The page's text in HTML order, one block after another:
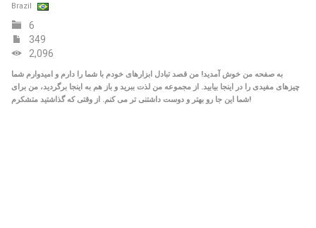
Brazil
6
349
2,096
به صفحه من خوش آمدید! من قصد تبادل ابزارهای خودم با شما را دارم و امیدوارم شما
چیزهای مفیدی را در اینجا بیابید. از مجموعه من لذت ببرید و باز هم به اینجا برگردید، من برای
شما این جا رو بهتر و دوست داشتنی تر می کنم. از وقتی که گذاشتید متشکرم!